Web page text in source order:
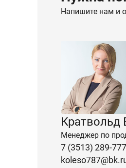
Напишите нам и
Кратвольд
Менеджер по
7 (3513) 289-777